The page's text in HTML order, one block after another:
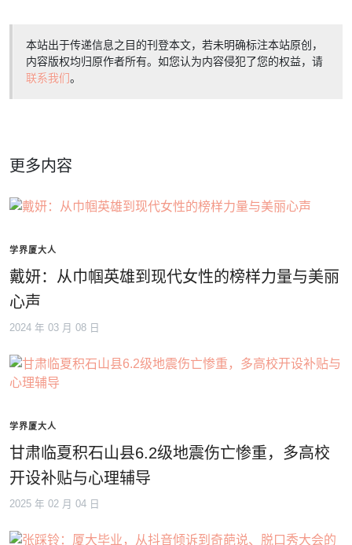
本站出于传递信息之目的刊登本文，若未明确标注本站原创，
内容版权均归原作者所有。如您认为内容侵犯了您的权益，请
联系我们。
更多内容
学界厦大人
戴妍：从巾帼英雄到现代女性的榜样力量与美丽
心声
2024 年 03 月 08 日
学界厦大人
甘肃临夏积石山县6.2级地震伤亡惨重，多高校
开设补贴与心理辅导
2025 年 02 月 04 日